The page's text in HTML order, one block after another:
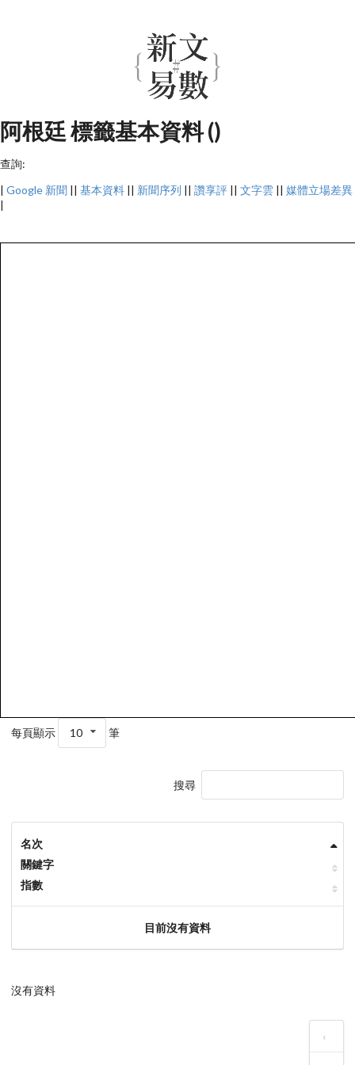
阿根廷 標籤基本資料 ()
查詢:
| Google 新聞 || 基本資料 || 新聞序列 || 讚享評 || 文字雲 || 媒體立場差異
|
每頁顯示 10 筆
搜尋
名次
關鍵字
指數
目前沒有資料
沒有資料
‹